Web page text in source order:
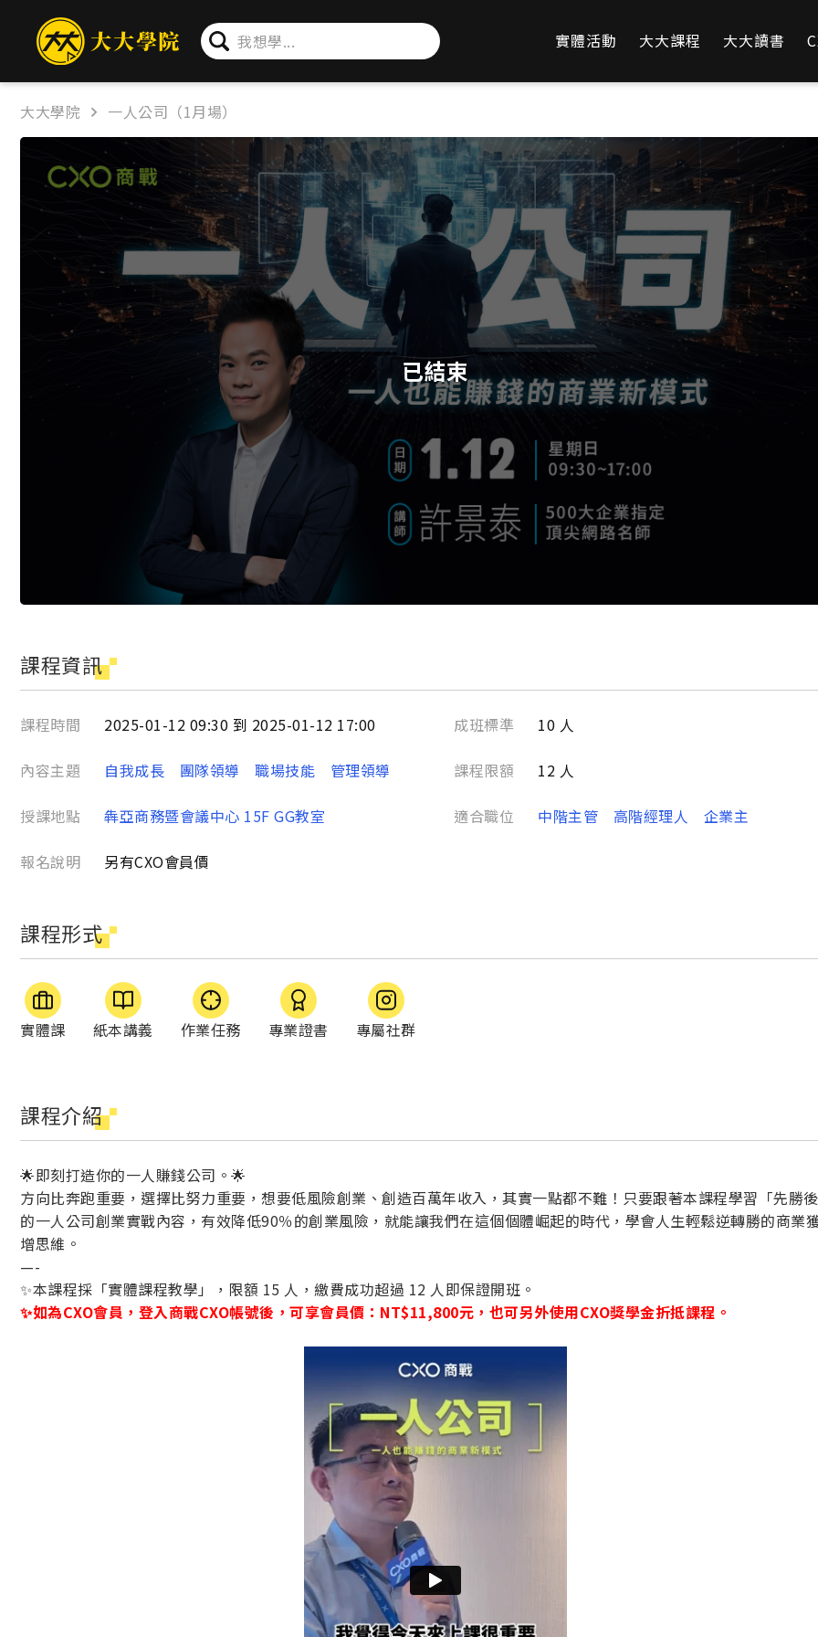
實體活動 大大課程 大大讀書
簡介 問卷 公告
大大學院 一人公司（1月場）
已結束
課程資訊
課程時間 2025-01-12 09:30 到 2025-01-12 17:00 成班標準 10 人
內容主題 自我成長 團隊領導 職場技能 管理領導 課程限額 12 人
授課地點 犇亞商務暨會議中心 15F GG教室 適合職位 中階主管 高階經理人 企業主
報名說明 另有CXO會員價
課程形式
實體課 紙本講義 作業任務 專業證書 專屬社群
課程介紹
🌟即刻打造你的一人賺錢公司。🌟
方向比奔跑重要，選擇比努力重要，想要低風險創業、創造百萬年收入，其實一點都不難！只要跟著本課程學習「先勝後
的一人公司創業實戰內容，有效降低90％的創業風險，就能讓我們在這個個體崛起的時代，學會人生輕鬆逆轉勝的商業
增思維。
—-
✨本課程採「實體課程教學」，限額 15 人，繳費成功超過 12 人即保證開班。
✨如為CXO會員，登入商戰CXO帳號後，可享會員價：NT$11,800元，也可另外使用CXO獎學金折抵課程。